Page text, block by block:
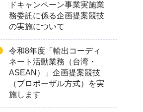
ドキャンペーン事業実施業
務委託に係る企画提案競技
の実施について
令和8年度「輸出コーディ
ネート活動業務（台湾・
ASEAN）」企画提案競技
（プロポーザル方式）を実
施します